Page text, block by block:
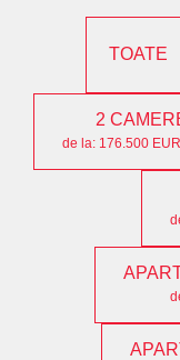
TOATE
2
de la: 176.500